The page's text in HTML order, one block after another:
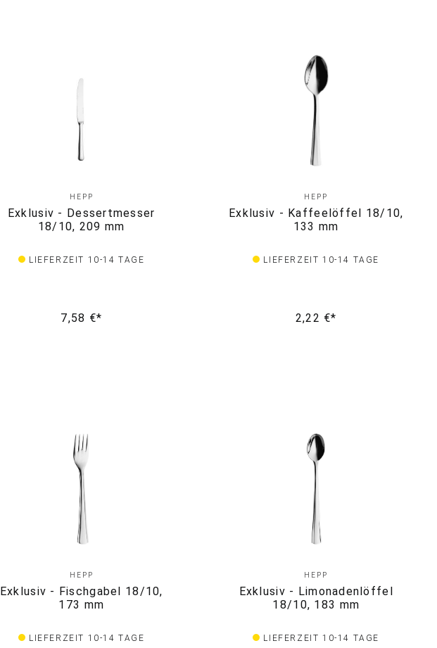
HEPP
Exklusiv - Dessertmesser
18/10, 209 mm
LIEFERZEIT 10-14 TAGE
7,58 €*
HEPP
Exklusiv - Kaffeelöffel 18/10,
133 mm
LIEFERZEIT 10-14 TAGE
2,22 €*
HEPP
Exklusiv - Fischgabel 18/10,
173 mm
LIEFERZEIT 10-14 TAGE
HEPP
Exklusiv - Limonadenlöffel
18/10, 183 mm
LIEFERZEIT 10-14 TAGE